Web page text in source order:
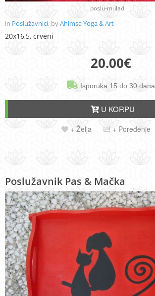
poslu-mulad
in Poslužavnici, byAhimsa Yoga & Art
20x16,5, crveni
20.00€
Isporuka 15 do 30 dana
U KORPU
+ Želja + Poređenje
Poslužavnik Pas & Mačka